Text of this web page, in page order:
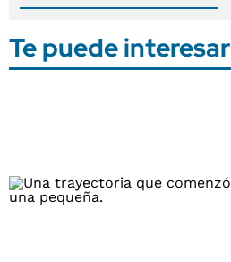
Te puede interesar